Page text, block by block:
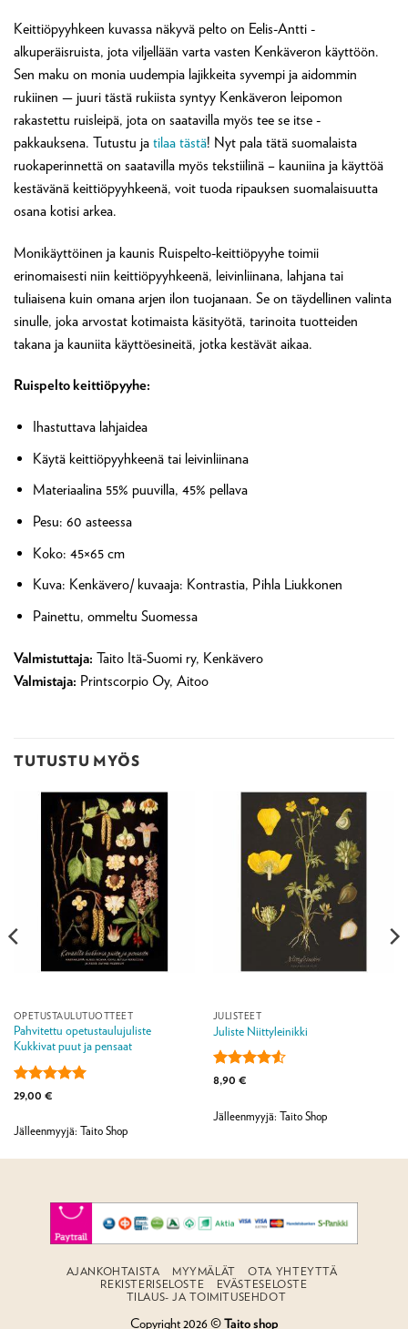
Keittiöpyyhkeen kuvassa näkyvä pelto on Eelis-Antti -
alkuperäisruista, jota viljellään varta vasten Kenkäveron käyttöön.
Sen maku on monia uudempia lajikkeita syvempi ja aidommin
rukiinen — juuri tästä rukiista syntyy Kenkäveron leipomon
rakastettu ruisleipä, jota on saatavilla myös tee se itse -
pakkauksena. Tutustu ja tilaa tästä! Nyt pala tätä suomalaista
ruokaperinnettä on saatavilla myös tekstiilinä – kauniina ja käyttöä
kestävänä keittiöpyyhkeenä, voit tuoda ripauksen suomalaisuutta
osana kotisi arkea.
Monikäyttöinen ja kaunis Ruispelto-keittiöpyyhe toimii
erinomaisesti niin keittiöpyyhkeenä, leivinliinana, lahjana tai
tuliaisena kuin omana arjen ilon tuojanaan. Se on täydellinen valinta
sinulle, joka arvostat kotimaista käsityötä, tarinoita tuotteiden
takana ja kauniita käyttöesineitä, jotka kestävät aikaa.
Ruispelto keittiöpyyhe:
Ihastuttava lahjaidea
Käytä keittiöpyyhkeenä tai leivinliinana
Materiaalina 55% puuvilla, 45% pellava
Pesu: 60 asteessa
Koko: 45×65 cm
Kuva: Kenkävero/ kuvaaja: Kontrastia, Pihla Liukkonen
Painettu, ommeltu Suomessa
Valmistuttaja: Taito Itä-Suomi ry, Kenkävero
Valmistaja: Printscorpio Oy, Aitoo
TUTUSTU MYÖS
OPETUSTAULUTUOTTEET
Pahvitettu opetustaulujuliste
Kukkivat puut ja pensaat
Arvostelu
/ 5
29,00 €
Jälleenmyyjä: Taito Shop
JULISTEET
Juliste Niittyleinikki
Arvostelu
4.5
8,90 €
Jälleenmyyjä: Taito Shop
AJANKOHTAISTA MYYMÄLÄT
OTA YHTEYTTÄ
REKISTERISELOSTE
EVÄSTESELOSTE
TILAUS- JA TOIMITUSEHDOT
Copyright 2026 ©Taito shop